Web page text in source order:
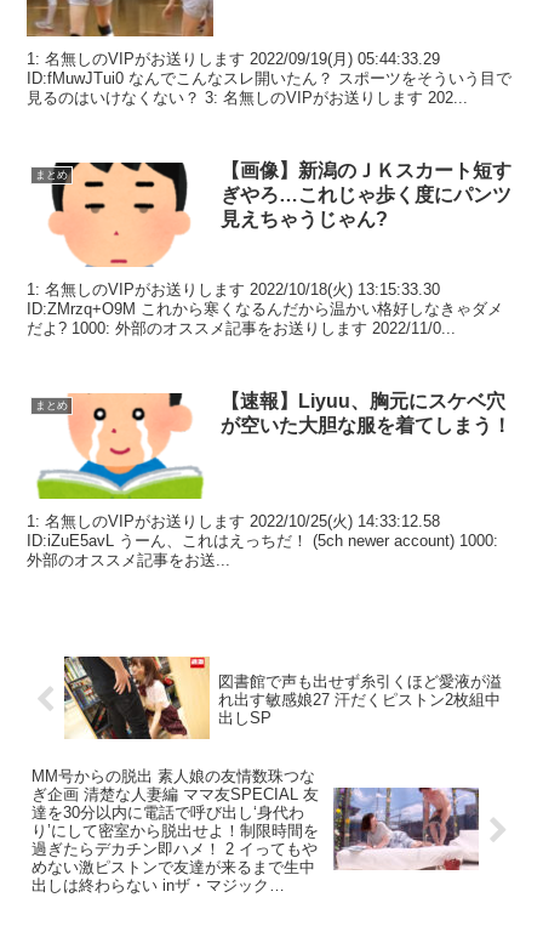
1: 名無しのVIPがお送りします 2022/09/19(月) 05:44:33.29
ID:fMuwJTui0 なんでこんなスレ開いたん？ スポーツをそういう目で
見るのはいけなくない？ 3: 名無しのVIPがお送りします 202...
まとめ
【画像】新潟のＪＫスカート短す
ぎやろ…これじゃ歩く度にパンツ
見えちゃうじゃん?
1: 名無しのVIPがお送りします 2022/10/18(火) 13:15:33.30
ID:ZMrzq+O9M これから寒くなるんだから温かい格好しなきゃダメ
だよ? 1000: 外部のオススメ記事をお送りします 2022/11/0...
まとめ
【速報】Liyuu、胸元にスケベ穴
が空いた大胆な服を着てしまう！
1: 名無しのVIPがお送りします 2022/10/25(火) 14:33:12.58
ID:iZuE5avL うーん、これはえっちだ！ (5ch newer account) 1000:
外部のオススメ記事をお送...
図書館で声も出せず糸引くほど愛液が溢
れ出す敏感娘27 汗だくピストン2枚組中
出しSP
MM号からの脱出 素人娘の友情数珠つな
ぎ企画 清楚な人妻編 ママ友SPECIAL 友
達を30分以内に電話で呼び出し‘身代わ
り’にして密室から脱出せよ！制限時間を
過ぎたらデカチン即ハメ！ 2 イってもや
めない激ピストンで友達が来るまで生中
出しは終わらない inザ・マジック…